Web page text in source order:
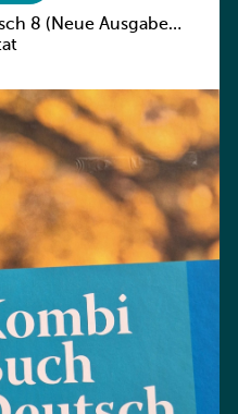
8 (Neue Ausgabe